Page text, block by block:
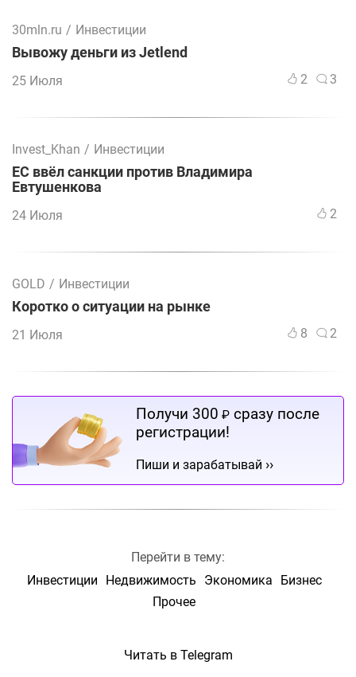
30mln.ru / Инвестиции
Вывожу деньги из Jetlend
25 Июля 2 3
Invest_Khan / Инвестиции
ЕС ввёл санкции против Владимира
Евтушенкова
24 Июля 2
GOLD / Инвестиции
Коротко о ситуации на рынке
21 Июля 8 2
Получи 300 ₽ сразу после
регистрации!
Пиши и зарабатывай ››
Перейти в тему:
Инвестиции
Недвижимость Экономика
Бизнес
Прочее
Читать в Telegram